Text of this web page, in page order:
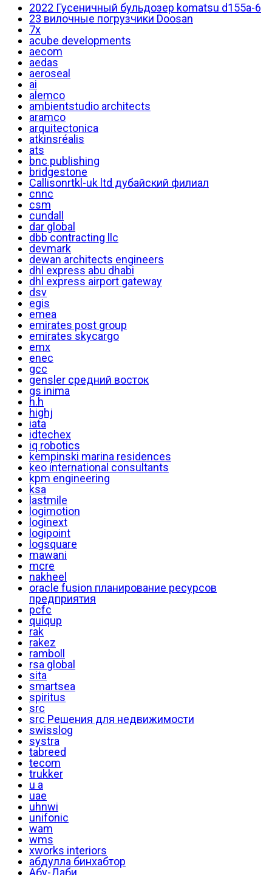
2022 Гусеничный бульдозер komatsu d155a-6
23 вилочные погрузчики Doosan
7x
acube developments
aecom
aedas
aeroseal
ai
alemco
ambientstudio architects
aramco
arquitectonica
atkinsréalis
ats
bnc publishing
bridgestone
Callisonrtkl-uk ltd дубайский филиал
cnnc
csm
cundall
dar global
dbb contracting llc
devmark
dewan architects engineers
dhl express abu dhabi
dhl express airport gateway
dsv
egis
emea
emirates post group
emirates skycargo
emx
enec
gcc
gensler средний восток
gs inima
h.h
highj
iata
idtechex
iq robotics
kempinski marina residences
keo international consultants
kpm engineering
ksa
lastmile
logimotion
loginext
logipoint
logsquare
mawani
mcre
nakheel
oracle fusion планирование ресурсов
предприятия
pcfc
quiqup
rak
rakez
ramboll
rsa global
sita
smartsea
spiritus
src
src Решения для недвижимости
swisslog
systra
tabreed
tecom
trukker
u a
uae
uhnwi
unifonic
wam
wms
xworks interiors
абдулла бинхабтор
Абу-Даби